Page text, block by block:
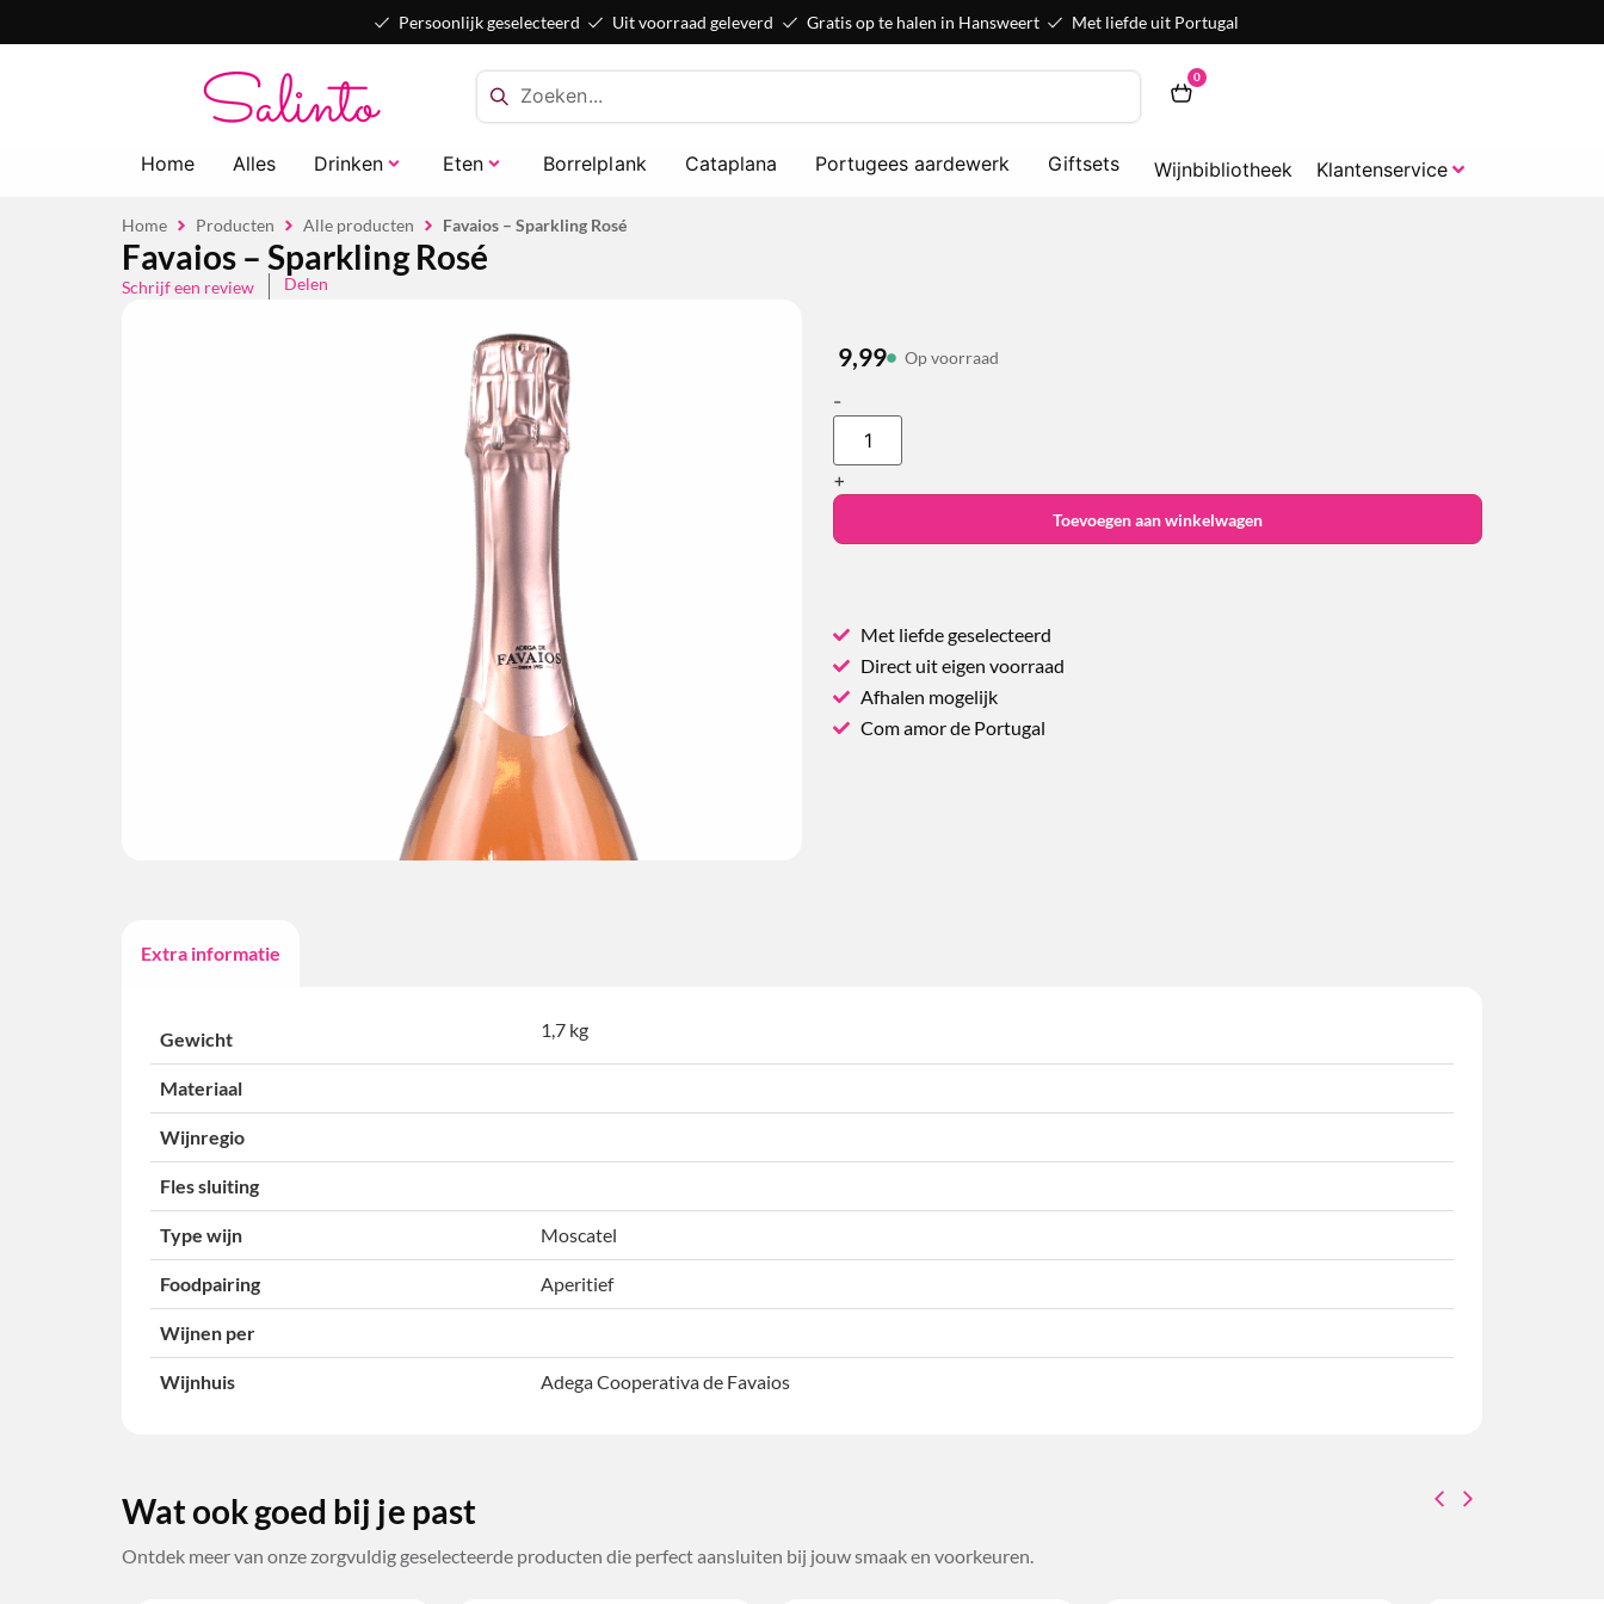
Persoonlijk geselecteerd Uit voorraad geleverd Gratis op te halen in Hansweert Met liefde uit Portugal
0
Home Alles Drinken Eten Borrelplank Cataplana Portugees aardewerk Giftsets Wijnbibliotheek Klantenservice
Home Producten Alle producten Favaios – Sparkling Rosé
Favaios – Sparkling Rosé
Schrijf een review Delen
9,99 Op voorraad
-
+
Toevoegen aan winkelwagen
Met liefde geselecteerd
Direct uit eigen voorraad
Afhalen mogelijk
Com amor de Portugal
Extra informatie
Gewicht 1,7 kg
Materiaal
Wijnregio
Fles sluiting
Type wijn Moscatel
Foodpairing Aperitief
Wijnen per
Wijnhuis Adega Cooperativa de Favaios
Wat ook goed bij je past
Ontdek meer van onze zorgvuldig geselecteerde producten die perfect aansluiten bij jouw smaak en voorkeuren.